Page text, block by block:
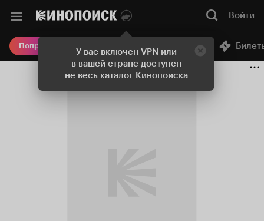
У вас включен VPN или
в вашей стране доступен
не весь каталог Кинопоиска
Войти
Попробовать Плюс Онлайн-кинотеатр